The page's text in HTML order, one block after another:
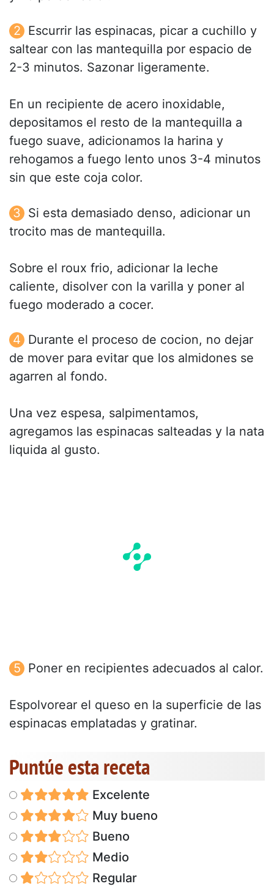
Escurrir las espinacas, picar a cuchillo y
saltear con las mantequilla por espacio de
2-3 minutos. Sazonar ligeramente.
En un recipiente de acero inoxidable,
depositamos el resto de la mantequilla a
fuego suave, adicionamos la harina y
rehogamos a fuego lento unos 3-4 minutos
sin que este coja color.
Si esta demasiado denso, adicionar un
trocito mas de mantequilla.
Sobre el roux frio, adicionar la leche
caliente, disolver con la varilla y poner al
fuego moderado a cocer.
Durante el proceso de cocion, no dejar
de mover para evitar que los almidones se
agarren al fondo.
Una vez espesa, salpimentamos,
agregamos las espinacas salteadas y la nata
liquida al gusto.
Poner en recipientes adecuados al calor.
Espolvorear el queso en la superficie de las
espinacas emplatadas y gratinar.
Puntúe esta receta
Excelente
Muy bueno
Bueno
Medio
Regular